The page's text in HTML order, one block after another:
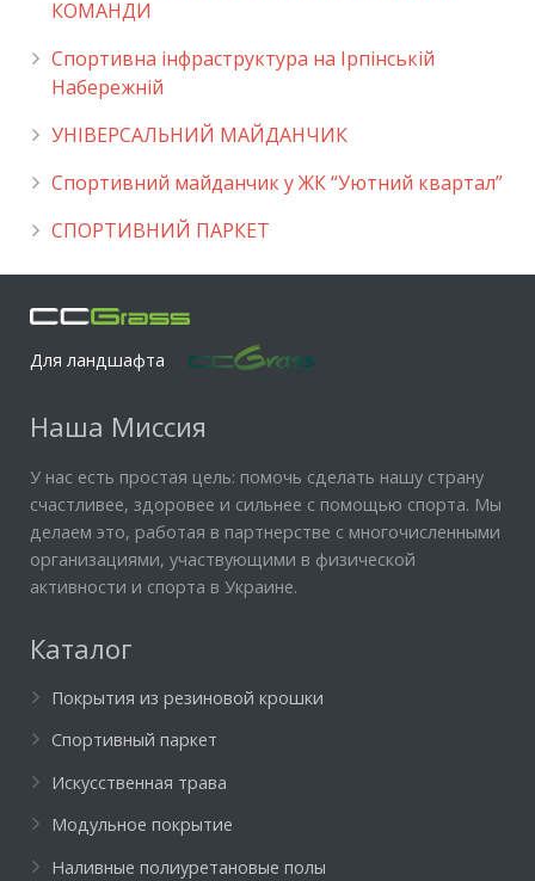
КОМАНДИ
Спортивна інфраструктура на Ірпінській
Набережній
УНІВЕРСАЛЬНИЙ МАЙДАНЧИК
Cпортивний майданчик у ЖК “Уютний квартал”
СПОРТИВНИЙ ПАРКЕТ
Для ландшафта
Наша Миссия
У нас есть простая цель: помочь сделать нашу страну
счастливее, здоровее и сильнее с помощью спорта. Мы
делаем это, работая в партнерстве с многочисленными
организациями, участвующими в физической
активности и спорта в Украине.
Каталог
Покрытия из резиновой крошки
Спортивный паркет
Искусственная трава
Модульное покрытие
Наливные полиуретановые полы